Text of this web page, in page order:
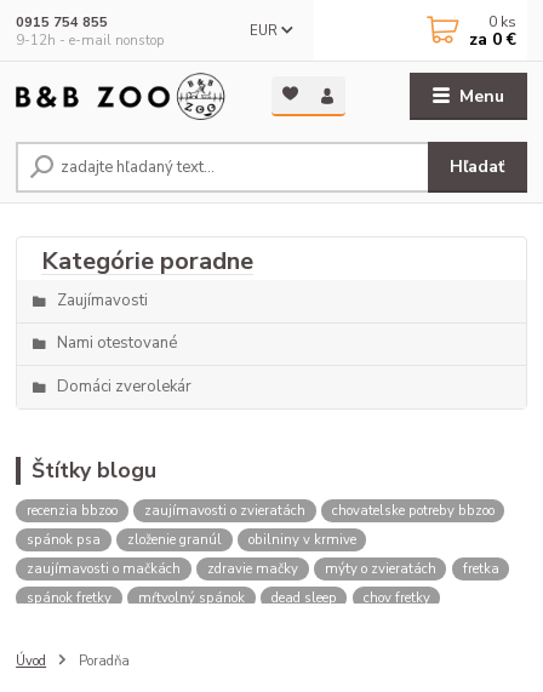
Menu
EUR
Hľadať
0915 754 855
9-12h - e-mail nonstop
0 ks
za 0 €
Zaujímavosti
Nami otestované
Domáci zverolekár
Štítky blogu
recenzia bbzoo zaujímavosti o zvieratách
chovatelske potreby bbzoo
spánok psa
zloženie granúl
obilniny v krmive
zaujímavosti o mačkách
zdravie mačky mýty o zvieratách
fretka
spánok fretky
mŕtvolný spánok dead sleep
chov fretky
ako zmerať psa
Úvod Poradňa